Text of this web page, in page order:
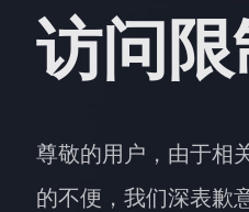
访问
尊敬的用户，由于相
的不便，我们深表歉